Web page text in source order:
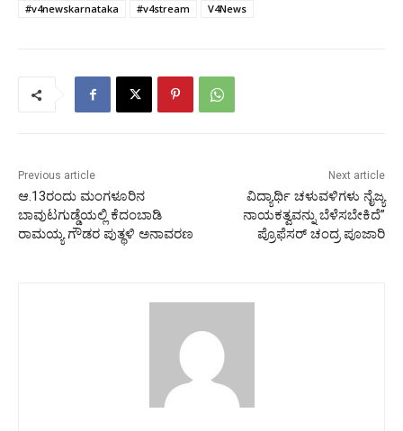
#v4newskarnataka
#v4stream V4News
Previous article
ಆ.13ರಂದು ಮಂಗಳೂರಿನ
ಬಾವುಟಗುಡ್ಡೆಯಲ್ಲಿ ಕೆದಂಬಾಡಿ
ರಾಮಯ್ಯ ಗೌಡರ ಪುತ್ಥಳಿ ಅನಾವರಣ
Next article
ವಿದ್ಯಾರ್ಥಿ ಚಳುವಳಿಗಳು ನೈಜ್ಯ
ನಾಯಕತ್ವವನ್ನು ಬೆಳೆಸಬೇಕಿದೆ”
ಪ್ರೊಫೆಸರ್ ಚಂದ್ರ ಪೂಜಾರಿ